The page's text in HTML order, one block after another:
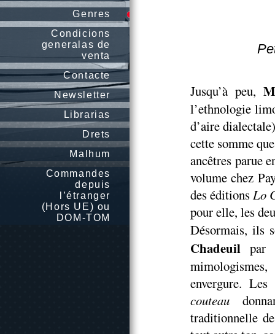
Genres
Condicions
generalas de
venta
Contacte
Newsletter
Librarias
Drets
Malhum
Commandes
depuis
l’étranger
(Hors UE) ou
DOM-TOM
Jusqu’à peu,
l’ethnologie
d’aire
cette somme
ancêtres parue
volume chez
des éditionsLo
pour elle, les
Désormais, ils
Chadeuil par
envergure.
couteau
traditionnelle